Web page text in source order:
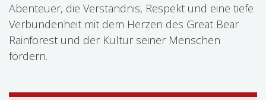
Abenteuer, die Verständnis, Respekt und eine tiefe
Verbundenheit mit dem Herzen des Great Bear
Rainforest und der Kultur seiner Menschen
fördern.